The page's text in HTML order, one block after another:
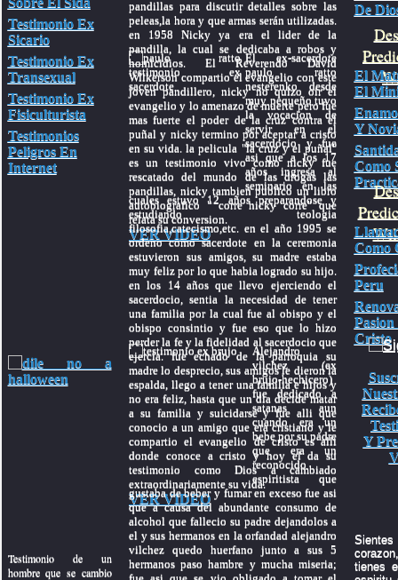
Testimonio Ex
Sicario
Testimonio Ex
Transexual
Testimonio Ex
Fisiculturista
Testimonios
Peligros En
Internet
Testimonio de un
hombre que se cambio
pandillas para discutir detalles sobre las
peleas,la hora y que armas serán utilizadas.
en 1958 Nicky ya era el lider de la
pandilla, la cual se dedicaba a robos y
homicidios. El Reverendo David
Wilkerson compartio el evangelio con este
joven pandillero, nicky no quizo oir el
evangelio y lo amenazo de muerte pero fue
mas fuerte el poder de la cruz contra el
puñal y nicky termino por aceptar a cristo
en su vida. la pelicula "la cruz y el puñal"
es un testimonio vivo como nicky fue
rescatado del mundo de las drogas las
pandillas, nicky tambien publico un libro
autobiografico " corre nicky corre" que
relata su conversion.
VER VIDEO
El ex-sacerdote
paulo ratto
nesterenko desde
muy pequeño tuvo
la vocacion de
servir en el
sacerdocio y fue
asi que a los 17
años ingresa al
seminario en las
cuales estuvo 12 años preparandose y
estudiando teologia
filosofia,catecismo,etc. en el año 1995 se
ordeno como sacerdote en la ceremonia
estuvieron sus amigos, su madre estaba
muy feliz por lo que habia logrado su hijo.
en los 14 años que llevo ejerciendo el
sacerdocio, sentia la necesidad de tener
una familia por la cual fue al obispo y el
obispo consintio y fue eso que lo hizo
perder la fe y la fidelidad al sacerdocio que
ejercia. fue echado de la parroquia su
madre lo desprecio, sus amigos le dieron la
espalda, llego a tener una familia e hijos y
no era feliz, hasta que un dia decide matar
a su familia y suicidarse y fue alli que
conocio a un amigo que era cristiano y le
compartio el evangelio de cristo es alli
donde conoce a cristo y hoy el da su
testimonio como Dios a cambiado
extraordinariamente su vida.
VER VIDEO
Alejandro
vilchez (ex
brujo-hechicero)
fue dedicado a
satanas aun
cuando era un
bebe por su padre
que era un
reconocido
espiritista que
gustaba de beber y fumar en exceso fue asi
que a causa del abundante consumo de
alcohol que fallecio su padre dejandolos a
el y sus hermanos en la orfandad alejandro
vilchez quedo huerfano junto a sus 5
hermanos paso hambre y mucha miseria;
De
El
El
Y
Como
Como
Peru
Cristo
Y
tienes